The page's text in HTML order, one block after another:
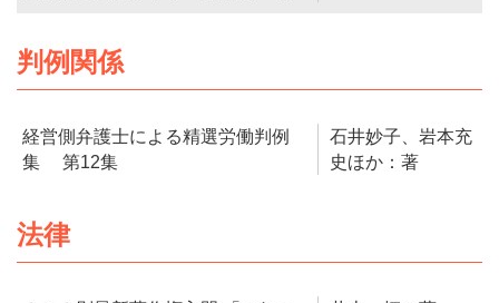
判例関係
経営側弁護士による精選労働判例
集 第12集
石井妙子、岩本充
史ほか：著
法律